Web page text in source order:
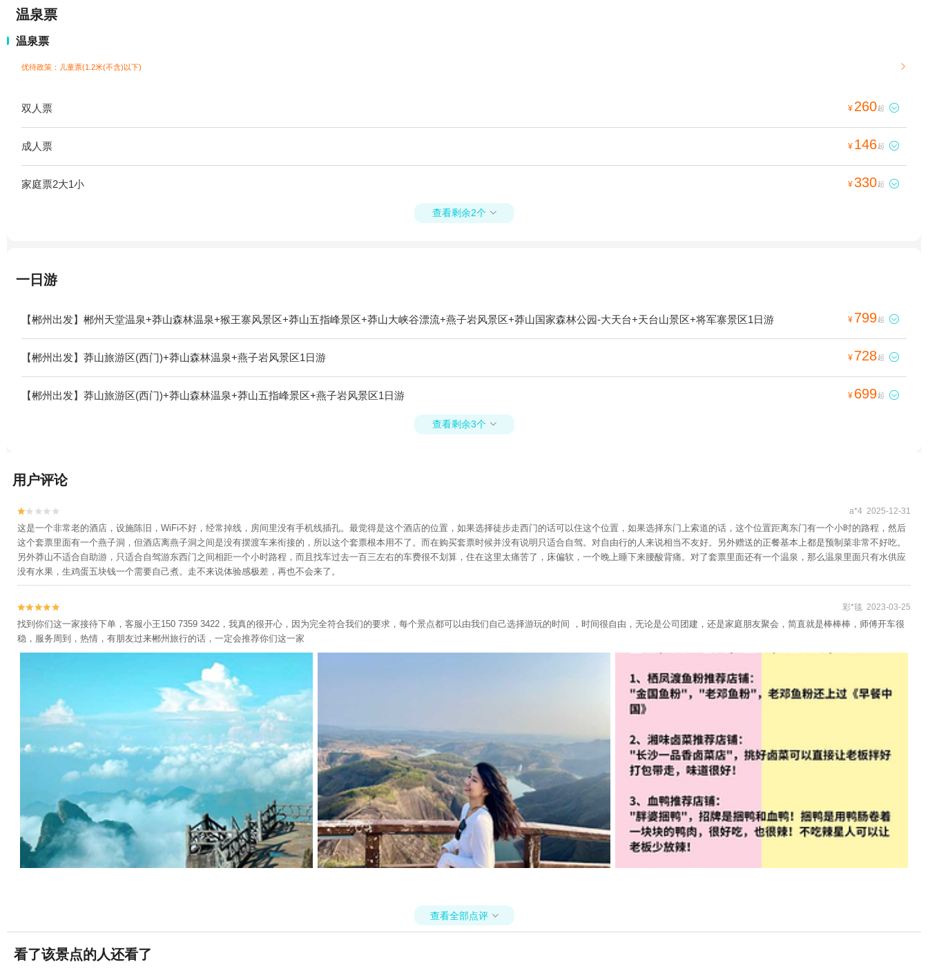
温泉票
温泉票
优待政策：儿童票(1.2米(不含)以下) 
双人票 ¥ 260起 
成人票 ¥ 146起 
家庭票2大1小 ¥330起 
查看剩余2个 
一日游
【郴州出发】郴州天堂温泉+莽山森林温泉+猴王寨风景区+莽山五指峰景区+莽山大峡谷漂流+燕子岩风景区+莽山国家森林公园-大天台+天台山景区+将军寨景区1日游 ¥ 799起 
【郴州出发】莽山旅游区(西门)+莽山森林温泉+燕子岩风景区1日游 ¥ 728起 
【郴州出发】莽山旅游区(西门)+莽山森林温泉+莽山五指峰景区+燕子岩风景区1日游 ¥ 699起 
查看剩余3个 
用户评论

 a*4 2025-12-31
这是一个非常老的酒店，设施陈旧，WiFi不好，经常掉线，房间里没有手机线插孔。最觉得是这个酒店的位置，如果选择徒步走西门的话可以住这个位置，如果选择东门上索道的话，这个位置距离东门有一个小时的路程，然后
这个套票里面有一个燕子洞，但酒店离燕子洞之间是没有摆渡车来衔接的，所以这个套票根本用不了。而在购买套票时候并没有说明只适合自驾。对自由行的人来说相当不友好。另外赠送的正餐基本上都是预制菜非常不好吃。
另外莽山不适合自助游，只适合自驾游东西门之间相距一个小时路程，而且找车过去一百三左右的车费很不划算，住在这里太痛苦了，床偏软，一个晚上睡下来腰酸背痛。对了套票里面还有一个温泉，那么温泉里面只有水供应
没有水果，生鸡蛋五块钱一个需要自己煮。走不来说体验感极差，再也不会来了。

 彩*毯 2023-03-25
找到你们这一家接待下单，客服小王150 7359 3422，我真的很开心，因为完全符合我们的要求，每个景点都可以由我们自己选择游玩的时间 ，时间很自由，无论是公司团建，还是家庭朋友聚会，简直就是棒棒棒，师傅开车很
稳，服务周到，热情，有朋友过来郴州旅行的话，一定会推荐你们这一家